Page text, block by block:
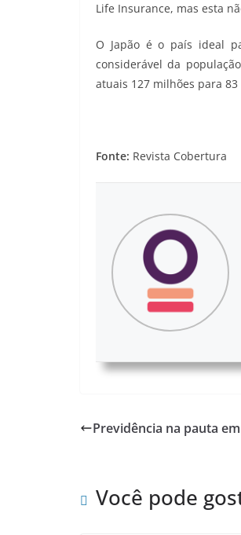
Life Insurance, mas esta
O Japão é o país ideal
considerável da
atuais 127 milhões para
Fonte: Revista Cobertura
Previdência na pauta
Você pode